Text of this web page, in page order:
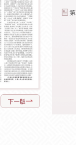
下一版